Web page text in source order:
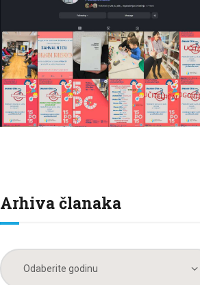
Arhiva članaka